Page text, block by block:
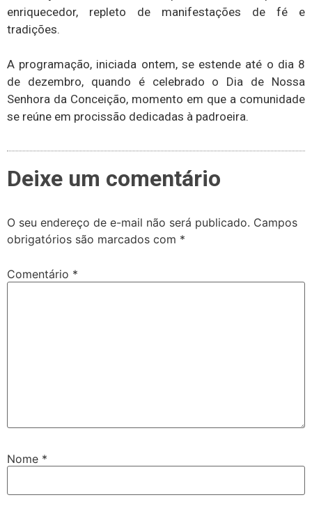
enriquecedor, repleto de manifestações de fé e
tradições.
A programação, iniciada ontem, se estende até o dia 8
de dezembro, quando é celebrado o Dia de Nossa
Senhora da Conceição, momento em que a comunidade
se reúne em procissão dedicadas à padroeira.
Deixe um comentário
O seu endereço de e-mail não será publicado. Campos
obrigatórios são marcados com *
Comentário *
Nome *